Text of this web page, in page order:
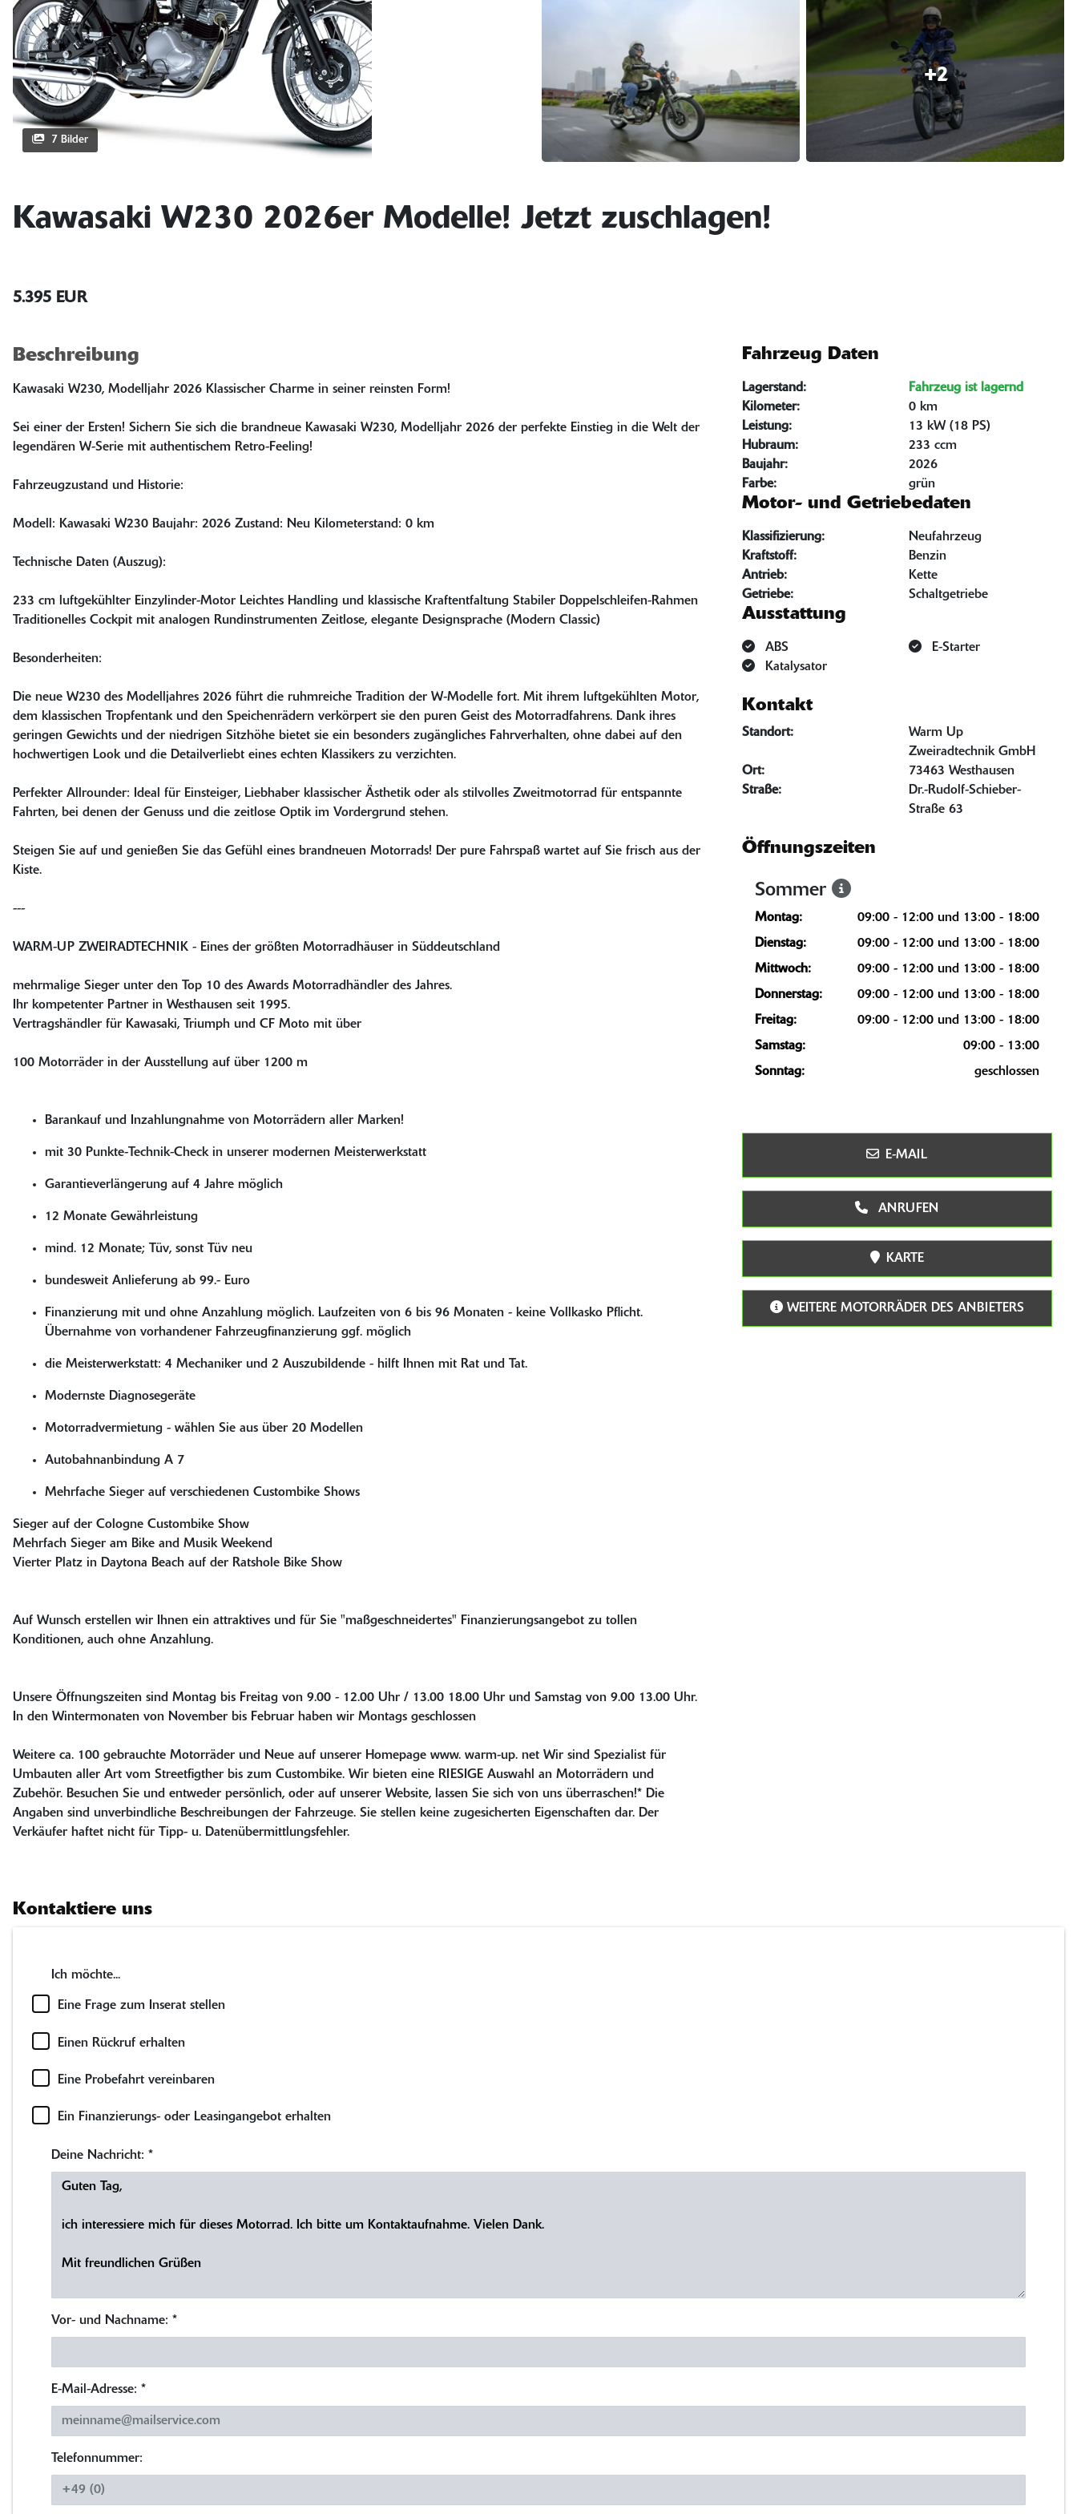
7 Bilder
+2
Kawasaki W230 2026er Modelle! Jetzt zuschlagen!
5.395 EUR
Beschreibung
Kawasaki W230, Modelljahr 2026 Klassischer Charme in seiner reinsten Form!
Sei einer der Ersten! Sichern Sie sich die brandneue Kawasaki W230, Modelljahr 2026 der perfekte Einstieg in die Welt der
legendären W-Serie mit authentischem Retro-Feeling!
Fahrzeugzustand und Historie:
Modell: Kawasaki W230 Baujahr: 2026 Zustand: Neu Kilometerstand: 0 km
Technische Daten (Auszug):
233 cm luftgekühlter Einzylinder-Motor Leichtes Handling und klassische Kraftentfaltung Stabiler Doppelschleifen-Rahmen
Traditionelles Cockpit mit analogen Rundinstrumenten Zeitlose, elegante Designsprache (Modern Classic)
Besonderheiten:
Die neue W230 des Modelljahres 2026 führt die ruhmreiche Tradition der W-Modelle fort. Mit ihrem luftgekühlten Motor,
dem klassischen Tropfentank und den Speichenrädern verkörpert sie den puren Geist des Motorradfahrens. Dank ihres
geringen Gewichts und der niedrigen Sitzhöhe bietet sie ein besonders zugängliches Fahrverhalten, ohne dabei auf den
hochwertigen Look und die Detailverliebt eines echten Klassikers zu verzichten.
Perfekter Allrounder: Ideal für Einsteiger, Liebhaber klassischer Ästhetik oder als stilvolles Zweitmotorrad für entspannte
Fahrten, bei denen der Genuss und die zeitlose Optik im Vordergrund stehen.
Steigen Sie auf und genießen Sie das Gefühl eines brandneuen Motorrads! Der pure Fahrspaß wartet auf Sie frisch aus der
Kiste.
---
WARM-UP ZWEIRADTECHNIK - Eines der größten Motorradhäuser in Süddeutschland
mehrmalige Sieger unter den Top 10 des Awards Motorradhändler des Jahres.
Ihr kompetenter Partner in Westhausen seit 1995.
Vertragshändler für Kawasaki, Triumph und CF Moto mit über
100 Motorräder in der Ausstellung auf über 1200 m
Barankauf und Inzahlungnahme von Motorrädern aller Marken!
mit 30 Punkte-Technik-Check in unserer modernen Meisterwerkstatt
Garantieverlängerung auf 4 Jahre möglich
12 Monate Gewährleistung
mind. 12 Monate; Tüv, sonst Tüv neu
bundesweit Anlieferung ab 99.- Euro
Finanzierung mit und ohne Anzahlung möglich. Laufzeiten von 6 bis 96 Monaten - keine Vollkasko Pflicht.
Übernahme von vorhandener Fahrzeugfinanzierung ggf. möglich
die Meisterwerkstatt: 4 Mechaniker und 2 Auszubildende - hilft Ihnen mit Rat und Tat.
Modernste Diagnosegeräte
Motorradvermietung - wählen Sie aus über 20 Modellen
Autobahnanbindung A 7
Mehrfache Sieger auf verschiedenen Custombike Shows
Sieger auf der Cologne Custombike Show
Mehrfach Sieger am Bike and Musik Weekend
Vierter Platz in Daytona Beach auf der Ratshole Bike Show
Auf Wunsch erstellen wir Ihnen ein attraktives und für Sie "maßgeschneidertes" Finanzierungsangebot zu tollen
Konditionen, auch ohne Anzahlung.
Unsere Öffnungszeiten sind Montag bis Freitag von 9.00 - 12.00 Uhr / 13.00 18.00 Uhr und Samstag von 9.00 13.00 Uhr.
In den Wintermonaten von November bis Februar haben wir Montags geschlossen
Weitere ca. 100 gebrauchte Motorräder und Neue auf unserer Homepage www. warm-up. net Wir sind Spezialist für
Umbauten aller Art vom Streetfigther bis zum Custombike. Wir bieten eine RIESIGE Auswahl an Motorrädern und
Zubehör. Besuchen Sie und entweder persönlich, oder auf unserer Website, lassen Sie sich von uns überraschen!* Die
Angaben sind unverbindliche Beschreibungen der Fahrzeuge. Sie stellen keine zugesicherten Eigenschaften dar. Der
Verkäufer haftet nicht für Tipp- u. Datenübermittlungsfehler.
Fahrzeug Daten
Lagerstand:
Fahrzeug ist lagernd
Kilometer:
0 km
Leistung:
13 kW (18 PS)
Hubraum:
233 ccm
Baujahr:
2026
Farbe:
grün
Motor- und Getriebedaten
Klassifizierung:
Neufahrzeug
Kraftstoff:
Benzin
Antrieb:
Kette
Getriebe:
Schaltgetriebe
Ausstattung
ABS
E-Starter
Katalysator
Kontakt
Standort:
Warm Up
Zweiradtechnik GmbH
Ort:
73463 Westhausen
Straße:
Dr.-Rudolf-Schieber-
Straße 63
Öffnungszeiten
Sommer
Montag:
09:00 - 12:00 und 13:00 - 18:00
Dienstag:
09:00 - 12:00 und 13:00 - 18:00
Mittwoch:
09:00 - 12:00 und 13:00 - 18:00
Donnerstag:
09:00 - 12:00 und 13:00 - 18:00
Freitag:
09:00 - 12:00 und 13:00 - 18:00
Samstag:
09:00 - 13:00
Sonntag:
geschlossen
E-MAIL
ANRUFEN
KARTE
WEITERE MOTORRÄDER DES ANBIETERS
Kontaktiere uns
Ich möchte...
Eine Frage zum Inserat stellen
Einen Rückruf erhalten
Eine Probefahrt vereinbaren
Ein Finanzierungs- oder Leasingangebot erhalten
Deine Nachricht: *
Vor- und Nachname: *
E-Mail-Adresse: *
Telefonnummer: